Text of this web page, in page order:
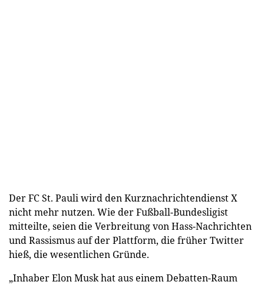
Der FC St. Pauli wird den Kurznachrichtendienst X
nicht mehr nutzen. Wie der Fußball-Bundesligist
mitteilte, seien die Verbreitung von Hass-Nachrichten
und Rassismus auf der Plattform, die früher Twitter
hieß, die wesentlichen Gründe.
„Inhaber Elon Musk hat aus einem Debatten-Raum